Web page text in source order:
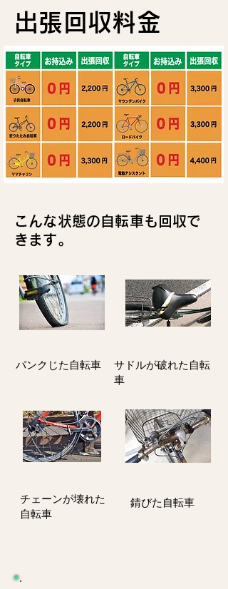
出張回収料金
こんな状態の自転車も回収で
きます。
パンクじた自転車
​チェーンが壊れた
自転車
サドルが破れた自転
車
錆びた自転車